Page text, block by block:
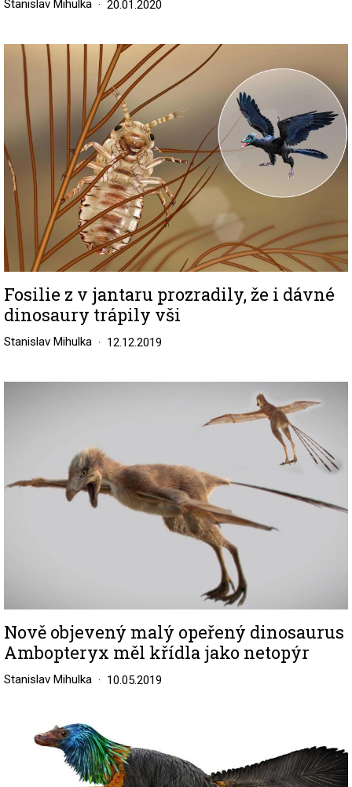
Stanislav Mihulka 20.01.2020
Image
Fosilie z v jantaru prozradily, že i dávné
dinosaury trápily vši
Stanislav Mihulka 12.12.2019
Nově objevený malý opeřený dinosaurus
Ambopteryx měl křídla jako netopýr
Stanislav Mihulka 10.05.2019